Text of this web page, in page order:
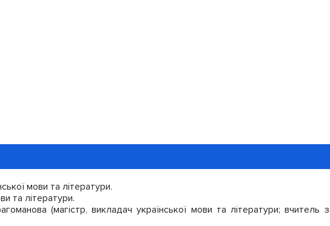
мови та літератури.
та літератури.
(магістр, викладач української мови та літератури; вчитель